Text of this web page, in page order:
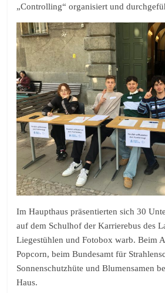
„Controlling“ organisiert und
Im Haupthaus präsentierten sich 30
auf dem Schulhof der Karrierebus des
Liegestühlen und Fotobox warb. Beim
Popcorn, beim Bundesamt für
Sonnenschutzhüte und Blumensamen
Haus.